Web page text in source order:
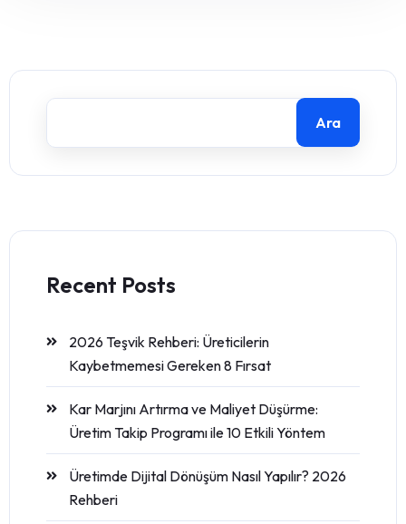
Ara
Recent Posts
2026 Teşvik Rehberi: Üreticilerin
Kaybetmemesi Gereken 8 Fırsat
Kar Marjını Artırma ve Maliyet Düşürme:
Üretim Takip Programı ile 10 Etkili Yöntem
Üretimde Dijital Dönüşüm Nasıl Yapılır? 2026
Rehberi